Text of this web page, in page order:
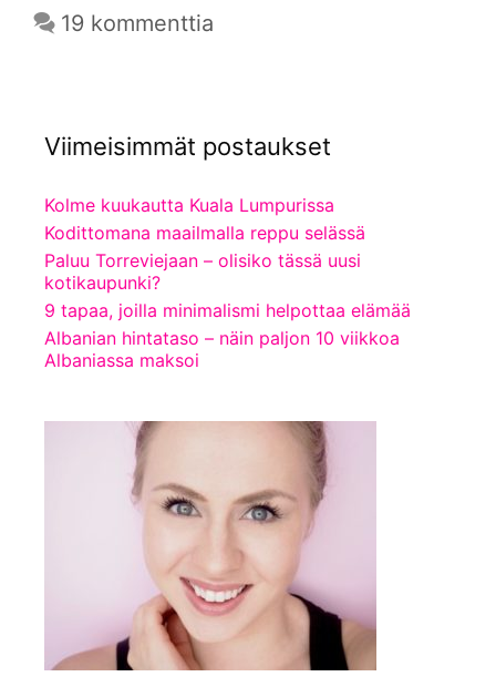
19 kommenttia
Viimeisimmät postaukset
Kolme kuukautta Kuala Lumpurissa
Kodittomana maailmalla reppu selässä
Paluu Torreviejaan – olisiko tässä uusi
kotikaupunki?
9 tapaa, joilla minimalismi helpottaa elämää
Albanian hintataso – näin paljon 10 viikkoa
Albaniassa maksoi